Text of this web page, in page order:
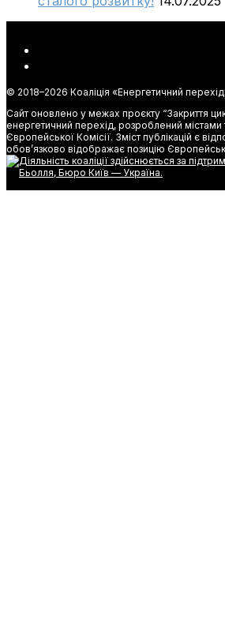
© 2018–2026 Коаліція «Енергетичний
Сайт оновлено у межах проєкту “Закриття
енергетичний перехід, розроблений містами
Європейської Комісії. Зміст публікацій є
обов’язково відображає позицію